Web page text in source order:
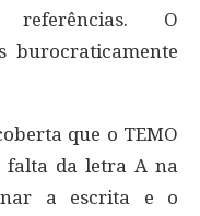
O
burocraticamente
que o TEMO
falta da letra A na
a escrita e o